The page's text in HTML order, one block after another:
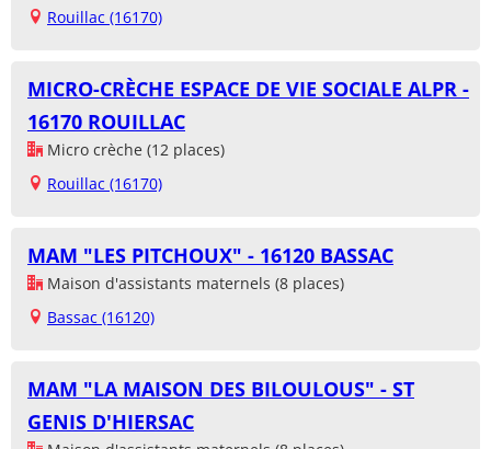
Rouillac (16170)
MICRO-CRÈCHE ESPACE DE VIE SOCIALE ALPR -
16170 ROUILLAC
Micro crèche (12 places)
Rouillac (16170)
MAM "LES PITCHOUX" - 16120 BASSAC
Maison d'assistants maternels (8 places)
Bassac (16120)
MAM "LA MAISON DES BILOULOUS" - ST
GENIS D'HIERSAC